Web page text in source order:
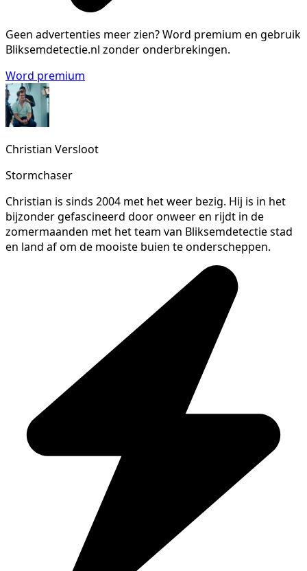
Geen advertenties meer zien?Word premium en gebruik
Bliksemdetectie.nl zonder onderbrekingen.
Word premium
Christian Versloot
Stormchaser
Christian is sinds 2004 met het weer bezig. Hij is in het
bijzonder gefascineerd door onweer en rijdt in de
zomermaanden met het team van Bliksemdetectie stad
en land af om de mooiste buien te onderscheppen.